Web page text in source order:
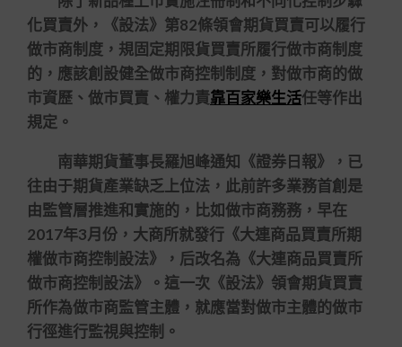
化買賣外，《設法》第82條領會期貨買賣可以履行
做市商制度，規固定期限貨買賣所履行做市商制度
的，應該創設健全做市商控制制度，對做市商的做
市資歷、做市買賣、權力責靠百家樂生活任等作出
規定。
南華期貨董事長羅旭峰通知《證券日報》，已
往由于期貨產業缺乏上位法，此前許多業務首創是
由監管層推進和實施的，比如做市商務務，早在
2017年3月份，大商所就發行《大連商品買賣所期
權做市商控制設法》，后改名為《大連商品買賣所
做市商控制設法》。這一次《設法》領會期貨買賣
所作為做市商監管主體，就應當對做市主體的做市
行徑進行監視與控制。